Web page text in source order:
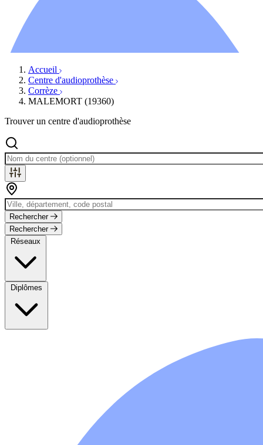
Ressources
Évènements
Accueil
Centre d'audioprothèse
Corrèze
MALEMORT (19360)
Trouver un centre d'audioprothèse
Rechercher
Rechercher
Réseaux
Diplômes